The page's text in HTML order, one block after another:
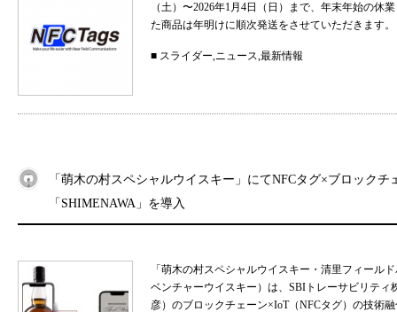
（土）〜2026年1月4日（日）まで、年末年始の
た商品は年明けに順次発送をさせていただきます
■ スライダー,ニュース,最新情報
「萌木の村スペシャルウイスキー」にてNFCタグ×ブロックチ
「SHIMENAWA」を導入
「萌木の村スペシャルウイスキー・清里フィール
ベンチャーウイスキー）は、SBIトレーサビリテ
彦）のブロックチェーン×IoT（NFCタグ）の技術